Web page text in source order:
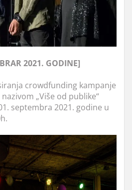
2021. GODINE]
crowdfunding kampanje
„Više od publike“
septembra 2021. godine u